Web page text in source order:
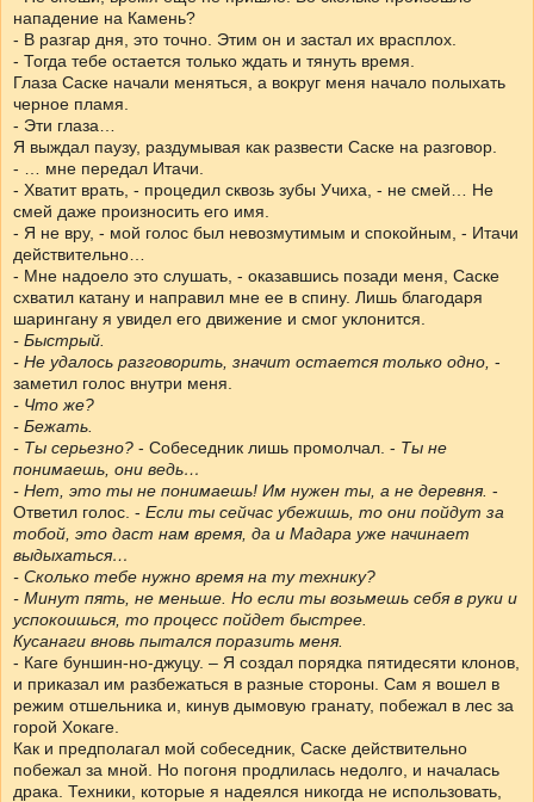
нападение на Камень?
- В разгар дня, это точно. Этим он и застал их врасплох.
- Тогда тебе остается только ждать и тянуть время.
Глаза Саске начали меняться, а вокруг меня начало полыхать
черное пламя.
- Эти глаза…
Я выждал паузу, раздумывая как развести Саске на разговор.
- … мне передал Итачи.
- Хватит врать, - процедил сквозь зубы Учиха, - не смей… Не
смей даже произносить его имя.
- Я не вру, - мой голос был невозмутимым и спокойным, - Итачи
действительно…
- Мне надоело это слушать, - оказавшись позади меня, Саске
схватил катану и направил мне ее в спину. Лишь благодаря
шарингану я увидел его движение и смог уклонится.
- Быстрый.
- Не удалось разговорить, значит остается только одно, -
заметил голос внутри меня.
- Что же?
- Бежать.
- Ты серьезно? - Собеседник лишь промолчал. - Ты не
понимаешь, они ведь…
- Нет, это ты не понимаешь! Им нужен ты, а не деревня. -
Ответил голос. - Если ты сейчас убежишь, то они пойдут за
тобой, это даст нам время, да и Мадара уже начинает
выдыхаться…
- Сколько тебе нужно время на ту технику?
- Минут пять, не меньше. Но если ты возьмешь себя в руки и
успокоишься, то процесс пойдет быстрее.
Кусанаги вновь пытался поразить меня.
- Каге буншин-но-джуцу. – Я создал порядка пятидесяти клонов,
и приказал им разбежаться в разные стороны. Сам я вошел в
режим отшельника и, кинув дымовую гранату, побежал в лес за
горой Хокаге.
Как и предполагал мой собеседник, Саске действительно
побежал за мной. Но погоня продлилась недолго, и началась
драка. Техники, которые я надеялся никогда не использовать,